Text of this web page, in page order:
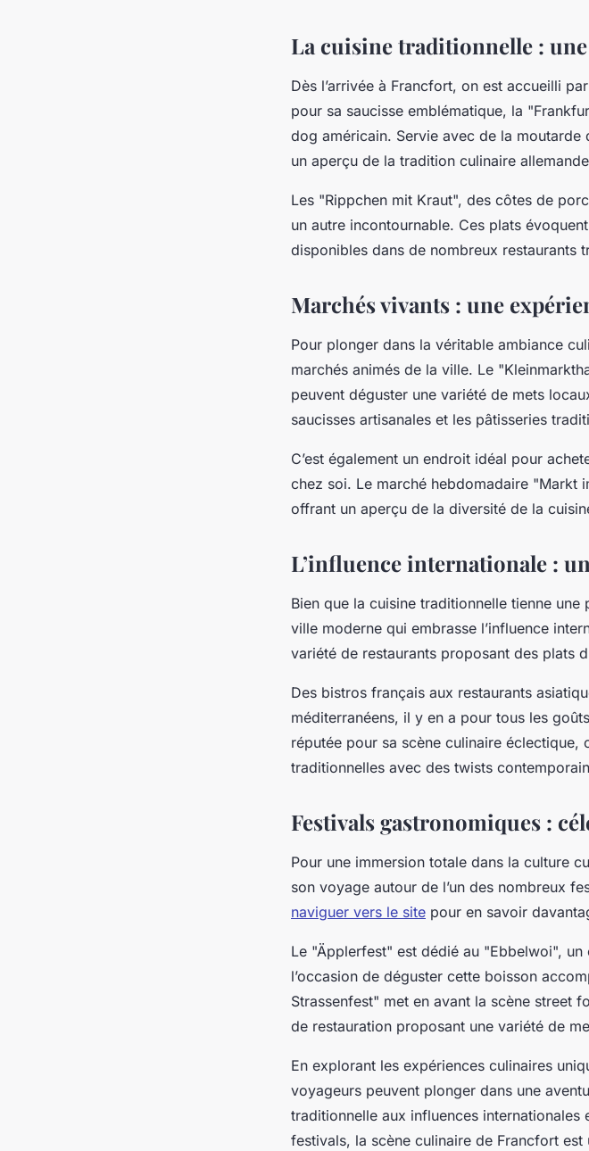
La cuisine traditionnelle :
Dès l’arrivée à Francfort, on est accueilli
pour sa saucisse emblématique, la
dog américain. Servie avec de la
un aperçu de la tradition culinaire
Les "Rippchen mit Kraut", des côtes de
un autre incontournable. Ces plats
disponibles dans de nombreux restaurants
Marchés vivants : une
Pour plonger dans la véritable ambiance
marchés animés de la ville. Le
peuvent déguster une variété de mets
saucisses artisanales et les pâtisseries
C’est également un endroit idéal pour
chez soi. Le marché hebdomadaire
offrant un aperçu de la diversité de la
L’influence internationale :
Bien que la cuisine traditionnelle tienne
ville moderne qui embrasse l’influence
variété de restaurants proposant des plats
Des bistros français aux restaurants
méditerranéens, il y en a pour tous les
réputée pour sa scène culinaire éclectique,
traditionnelles avec des twists
Festivals gastronomiques :
Pour une immersion totale dans la culture
son voyage autour de l’un des nombreux
naviguer vers le site pour en savoir
Le "Äpplerfest" est dédié au "Ebbelwoi",
l’occasion de déguster cette boisson
Strassenfest" met en avant la scène street
de restauration proposant une variété de
En explorant les expériences culinaires
voyageurs peuvent plonger dans une
traditionnelle aux influences
festivals, la scène culinaire de Francfort